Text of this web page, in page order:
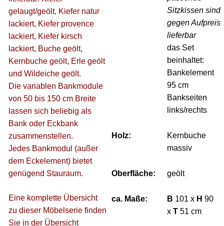
gelaugt/geölt, Kiefer natur
lackiert, Kiefer provence
lackiert, Kiefer kirsch
lackiert, Buche geölt,
Kernbuche geölt, Erle geölt
und Wildeiche geölt.
Die variablen Bankmodule
von 50 bis 150 cm Breite
lassen sich beliebig als
Bank oder Eckbank
zusammenstellen.
Jedes Bankmodul (außer
dem Eckelement) bietet
genügend Stauraum.
Eine komplette Übersicht
zu dieser Möbelserie finden
Sie in der Übersicht
Sitzkissen sind
gegen Aufpreis
lieferbar
das Set
beinhaltet:
Bankelement
95 cm
Bankseiten
links/rechts
Holz:
Kernbuche
massiv
Oberfläche: geölt
ca. Maße: B 101 x H 90
x T 51 cm